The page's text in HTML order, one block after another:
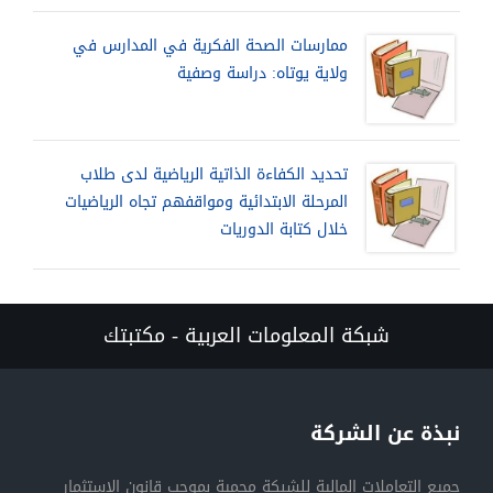
ممارسات الصحة الفكرية في المدارس في
ولاية يوتاه: دراسة وصفية
تحديد الكفاءة الذاتية الرياضية لدى طلاب
المرحلة الابتدائية ومواقفهم تجاه الرياضيات
خلال كتابة الدوريات
شبكة المعلومات العربية - مكتبتك
نبذة عن الشركة
جميع التعاملات المالية للشبكة محمية بموجب قانون الاستثمار